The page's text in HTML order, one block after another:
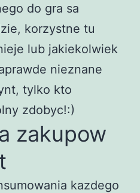
do gra sa
korzystne tu
lub jakiekolwiek
nieznane
tylko kto
zdobyc!:)
zakupow
kazdego